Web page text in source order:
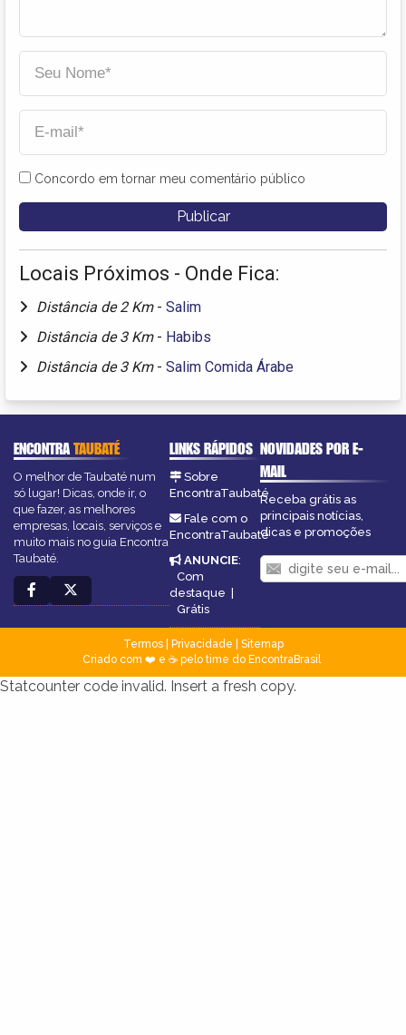
Concordo em tornar meu comentário público
Locais Próximos - Onde Fica:
Distância de 2 Km - Salim
Distância de 3 Km - Habibs
Distância de 3 Km - Salim Comida Árabe
ENCONTRATAUBATÉ
O melhor de Taubaté num
só lugar! Dicas, onde ir, o
que fazer, as melhores
empresas, locais, serviços e
muito mais no guia Encontra
Taubaté.
LINKS RÁPIDOS
Sobre
EncontraTaubaté
Fale com o
EncontraTaubaté
ANUNCIE:
Com
destaque |
Grátis
NOVIDADES POR E-
MAIL
Receba grátis as
principais notícias,
dicas e promoções
Termos| Privacidade
Sitemap
Criado com ❤️ e ☕ pelo time do EncontraBrasil
Statcounter code invalid. Insert a fresh copy.